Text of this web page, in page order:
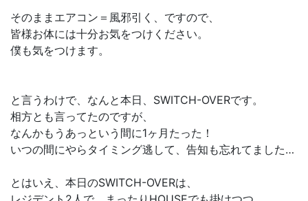
そのままエアコン＝風邪引く、ですので、
皆様お体には十分お気をつけください。
僕も気をつけます。
と言うわけで、なんと本日、SWITCH-OVERです。
相方とも言ってたのですが、
なんかもうあっという間に1ヶ月たった！
いつの間にやらタイミング逃して、告知も忘れてました…
とはいえ、本日のSWITCH-OVERは、